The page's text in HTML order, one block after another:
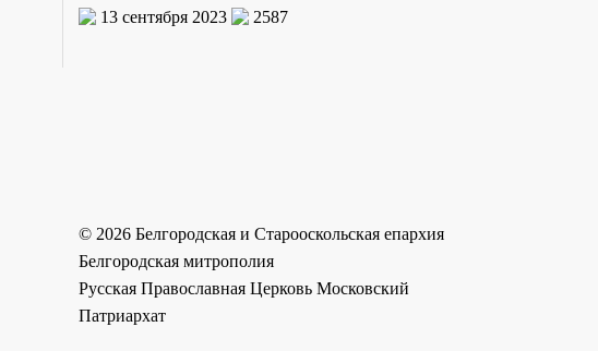
13 сентября 2023 2587
© 2026 Белгородская и Старооскольская епархия
Белгородская митрополия
Русская Православная Церковь Московский
Патриархат